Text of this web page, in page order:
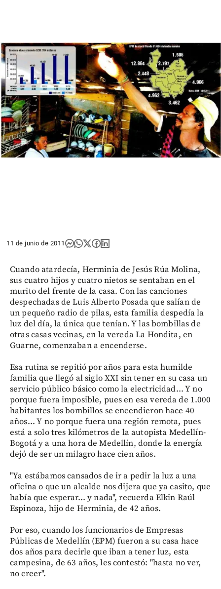
11 de junio de 2011
Cuando atardecía, Herminia de Jesús Rúa Molina,
sus cuatro hijos y cuatro nietos se sentaban en el
murito del frente de la casa. Con las canciones
despechadas de Luis Alberto Posada que salían de
un pequeño radio de pilas, esta familia despedía la
luz del día, la única que tenían. Y las bombillas de
otras casas vecinas, en la vereda La Hondita, en
Guarne, comenzaban a encenderse.
Esa rutina se repitió por años para esta humilde
familia que llegó al siglo XXI sin tener en su casa un
servicio público básico como la electricidad... Y no
porque fuera imposible, pues en esa vereda de 1.000
habitantes los bombillos se encendieron hace 40
años... Y no porque fuera una región remota, pues
está a solo tres kilómetros de la autopista Medellín-
Bogotá y a una hora de Medellín, donde la energía
dejó de ser un milagro hace cien años.
"Ya estábamos cansados de ir a pedir la luz a una
oficina o que un alcalde nos dijera que ya casito, que
había que esperar... y nada", recuerda Elkin Raúl
Espinoza, hijo de Herminia, de 42 años.
Por eso, cuando los funcionarios de Empresas
Públicas de Medellín (EPM) fueron a su casa hace
dos años para decirle que iban a tener luz, esta
campesina, de 63 años, les contestó: "hasta no ver,
no creer".